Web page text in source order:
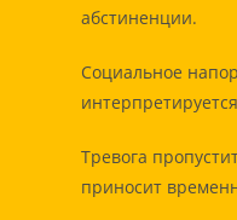
абстиненции.
Социальное
Тревога
приносит